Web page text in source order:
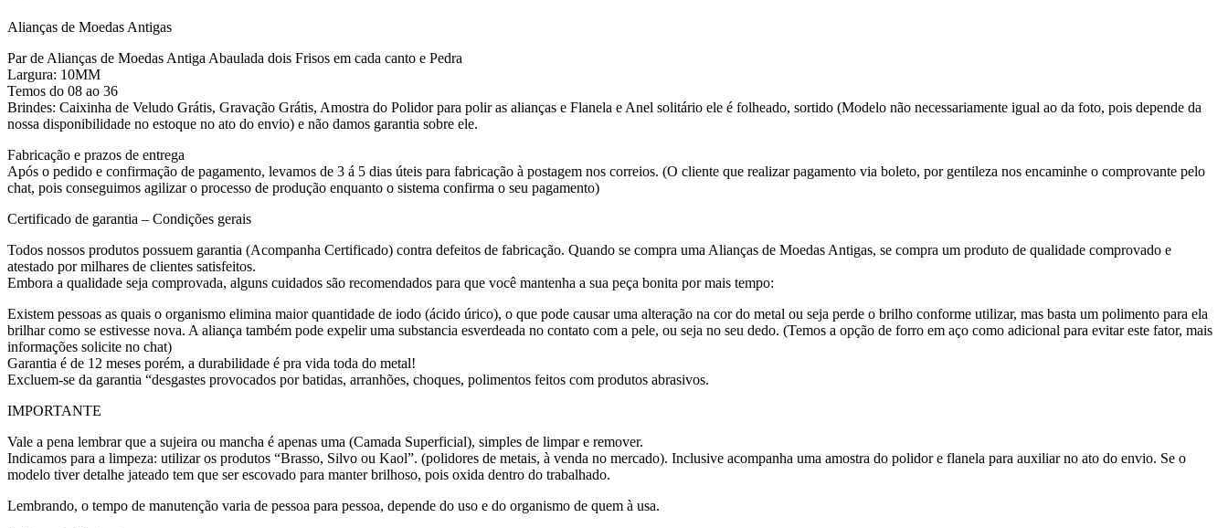
Alianças de Moedas Antigas
Par de Alianças de Moedas Antiga Abaulada dois Frisos em cada canto e Pedra
Largura: 10MM
Temos do 08 ao 36
Brindes: Caixinha de Veludo Grátis, Gravação Grátis, Amostra do Polidor para polir as alianças e Flanela e Anel solitário ele é folheado, sortido (Modelo não necessariamente igual ao da foto, pois depende da
nossa disponibilidade no estoque no ato do envio) e não damos garantia sobre ele.
Fabricação e prazos de entrega
Após o pedido e confirmação de pagamento, levamos de 3 á 5 dias úteis para fabricação à postagem nos correios. (O cliente que realizar pagamento via boleto, por gentileza nos encaminhe o comprovante pelo
chat, pois conseguimos agilizar o processo de produção enquanto o sistema confirma o seu pagamento)
Certificado de garantia – Condições gerais
Todos nossos produtos possuem garantia (Acompanha Certificado) contra defeitos de fabricação. Quando se compra uma Alianças de Moedas Antigas, se compra um produto de qualidade comprovado e
atestado por milhares de clientes satisfeitos.
Embora a qualidade seja comprovada, alguns cuidados são recomendados para que você mantenha a sua peça bonita por mais tempo:
Existem pessoas as quais o organismo elimina maior quantidade de iodo (ácido úrico), o que pode causar uma alteração na cor do metal ou seja perde o brilho conforme utilizar, mas basta um polimento para ela
brilhar como se estivesse nova. A aliança também pode expelir uma substancia esverdeada no contato com a pele, ou seja no seu dedo. (Temos a opção de forro em aço como adicional para evitar este fator, mais
informações solicite no chat)
Garantia é de 12 meses porém, a durabilidade é pra vida toda do metal!
Excluem-se da garantia “desgastes provocados por batidas, arranhões, choques, polimentos feitos com produtos abrasivos.
IMPORTANTE
Vale a pena lembrar que a sujeira ou mancha é apenas uma (Camada Superficial), simples de limpar e remover.
Indicamos para a limpeza: utilizar os produtos “Brasso, Silvo ou Kaol”. (polidores de metais, à venda no mercado). Inclusive acompanha uma amostra do polidor e flanela para auxiliar no ato do envio. Se o
modelo tiver detalhe jateado tem que ser escovado para manter brilhoso, pois oxida dentro do trabalhado.
Lembrando, o tempo de manutenção varia de pessoa para pessoa, depende do uso e do organismo de quem à usa.